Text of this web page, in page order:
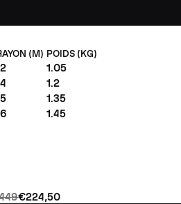
(M) POIDS (KG)
1.05
1.2
1.35
1.45
€224,50